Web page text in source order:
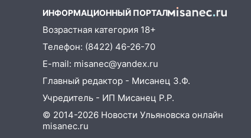
10:00 В Ульяновске дотла
сгорел легковой автомобиль
09:39 В Ульяновске будут
судить десять наркодилеров,
снабжавших две области
Вынесли приговор
дебоширам, избившим
мужчину в трамвае
ИНФОРМАЦИОННЫЙ ПОРТАЛ
Возрастная категория 18+
Телефон: (8422) 46-26-70
E-mail: misanec@yandex.ru
Главный редактор - Мисанец З.Ф.
Учредитель - ИП Мисанец Р.Р.
© 2014-2026 Новости Ульяновска онлайн
misanec.ru